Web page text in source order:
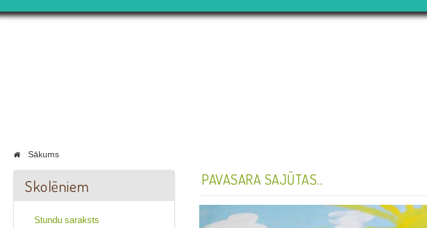
Sākums
Skolēniem
Stundu saraksts
PAVASARA SAJŪTAS...